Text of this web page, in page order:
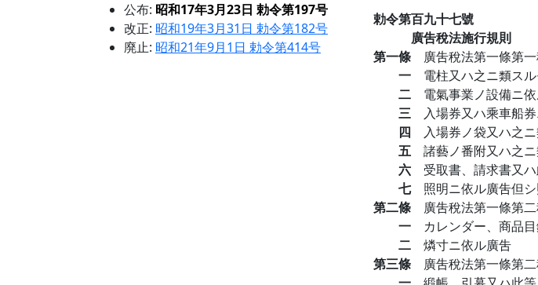
公布: 昭和17年3月23日 勅令第197号
改正: 昭和19年3月31日 勅令第182号
廃止: 昭和21年9月1日 勅令第414号
勅令第百九十七號
廣吿稅法施行規則
第一條 廣吿稅法第一條第
一 電柱又ハ之ニ類ス
二 電氣事業ノ設備ニ
三 入場券又ハ乘車船
四 入場券ノ袋又ハ之
五 諸藝ノ番附又ハ之
六 受取書、請求書又
七 照明ニ依ル廣吿但
第二條 廣吿稅法第一條第
一 カレンダー、商品
二 燐寸ニ依ル廣吿
第三條 廣吿稅法第一條第